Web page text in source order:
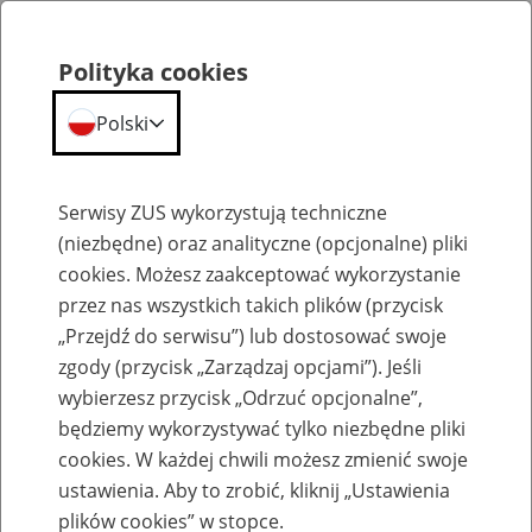
Komunikaty
Polityka cookies
Polski
Serwisy ZUS wykorzystują techniczne
(niezbędne) oraz analityczne (opcjonalne) pliki
cookies. Możesz zaakceptować wykorzystanie
przez nas wszystkich takich plików (przycisk
„Przejdź do serwisu”) lub dostosować swoje
zgody (przycisk „Zarządzaj opcjami”). Jeśli
wybierzesz przycisk „Odrzuć opcjonalne”,
będziemy wykorzystywać tylko niezbędne pliki
cookies. W każdej chwili możesz zmienić swoje
ustawienia. Aby to zrobić, kliknij „Ustawienia
plików cookies” w stopce.